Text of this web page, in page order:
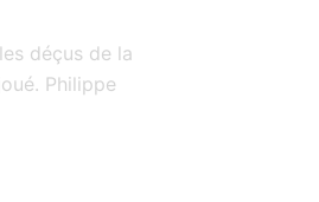
déçus de la
Philippe